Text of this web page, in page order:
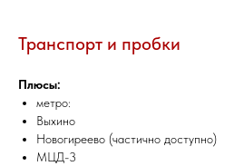
Транспорт и пробки
Плюсы:
метро:
Выхино
Новогиреево (частично доступно)
МЦД-3